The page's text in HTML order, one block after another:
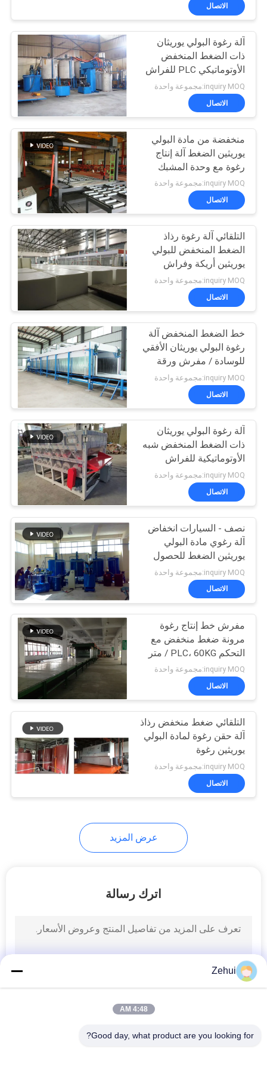
مراقبة
الجودة
اتصل
اطلب
اقتباس
خريطة
الموقع
PRIVACY
POLICY
الاتصال
آلة رغوة البولي يوريثان
ذات الضغط المنخفض
الأوتوماتيكي PLC للفراش
inquiry MOQ:مجموعة واحدة
الاتصال
منخفضة من مادة البولي
يوريثين الضغط آلة إنتاج
رغوة مع وحدة المشبك
طويل رغوة بلوك
inquiry MOQ:مجموعة واحدة
الاتصال
التلقائي آلة رغوة رذاذ
الضغط المنخفض للبولي
يوريثين أريكة وفراش
الرغوة
inquiry MOQ:مجموعة واحدة
الاتصال
خط الضغط المنخفض آلة
رغوة البولي يوريثان الأفقي
للوسادة / مفرش ورقة
inquiry MOQ:مجموعة واحدة
الاتصال
آلة رغوة البولي يوريثان
ذات الضغط المنخفض شبه
الأوتوماتيكية للفراش
والأريكة
inquiry MOQ:مجموعة واحدة
الاتصال
نصف - السيارات انخفاض
آلة رغوي مادة البولي
يوريثين الضغط للحصول
على الرغوة فراش وصوفا
inquiry MOQ:مجموعة واحدة
الاتصال
مفرش خط إنتاج رغوة
مرونة ضغط منخفض مع
التحكم PLC، 60KG / متر
مكعب
inquiry MOQ:مجموعة واحدة
الاتصال
التلقائي ضغط منخفض رذاذ
آلة حقن رغوة لمادة البولي
يوريثين رغوة
inquiry MOQ:مجموعة واحدة
الاتصال
عرض المزيد
اترك رسالة
Zehui
4:48 AM
Good day, what product are you looking for?